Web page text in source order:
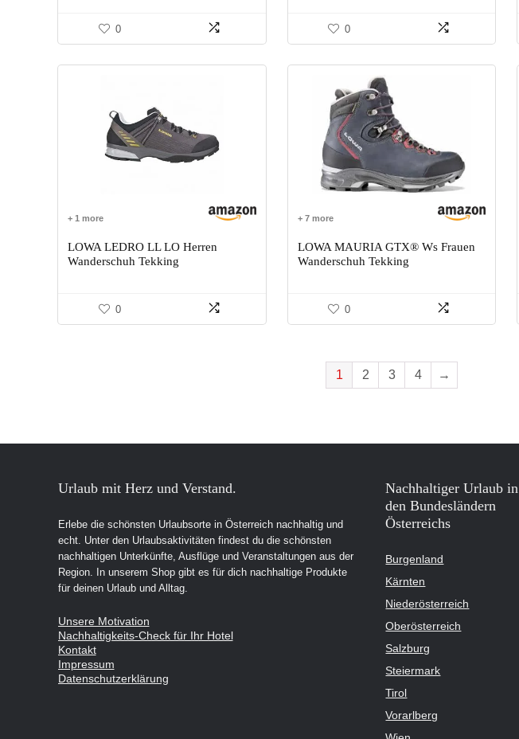
0 0
+ 1 more
LOWA LEDRO LL LO Herren
Wanderschuh Tekking
0
+ 7 more
LOWA MAURIA GTX® Ws Frauen
Wanderschuh Tekking
0
1 2 3 4 →
Urlaub mit Herz und Verstand.
Erlebe die schönsten Urlaubsorte in Österreich nachhaltig und
echt. Unter den Urlaubsaktivitäten findest du die schönsten
nachhaltigen Unterkünfte, Ausflüge und Veranstaltungen aus der
Region. In unserem Shop gibt es für dich nachhaltige Produkte
für deinen Urlaub und Alltag.
Unsere Motivation
Nachhaltigkeits-Check für Ihr Hotel
Kontakt
Impressum
Datenschutzerklärung
Nachhaltiger Urlaub in
den Bundesländern
Österreichs
Burgenland
Kärnten
Niederösterreich
Oberösterreich
Salzburg
Steiermark
Tirol
Vorarlberg